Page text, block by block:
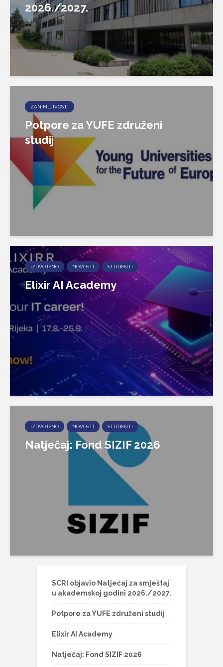
2026./2027.
ZANIMLJIVOSTI
Potpore za YUFE združeni
studij
IZDVOJENO NOVOSTI STUDENTI
Elixir AI Academy
IZDVOJENO NOVOSTI STUDENTI
Natječaj: Fond SIZIF 2026
SCRI objavio Natječaj za smještaj
u akademskoj godini 2026./2027.
Potpore za YUFE združeni studij
Elixir AI Academy
Natječaj: Fond SIZIF 2026